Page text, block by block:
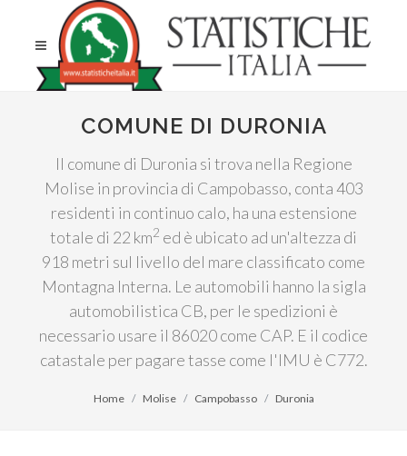
COMUNE DI DURONIA
Il comune di Duronia si trova nella Regione
Molise in provincia di Campobasso, conta 403
residenti in continuo calo, ha una estensione
totale di 22 km2 ed è ubicato ad un'altezza di
918 metri sul livello del mare classificato come
Montagna Interna. Le automobili hanno la sigla
automobilistica CB, per le spedizioni è
necessario usare il 86020 come CAP. E il codice
catastale per pagare tasse come l'IMU è C772.
Home Molise Campobasso Duronia